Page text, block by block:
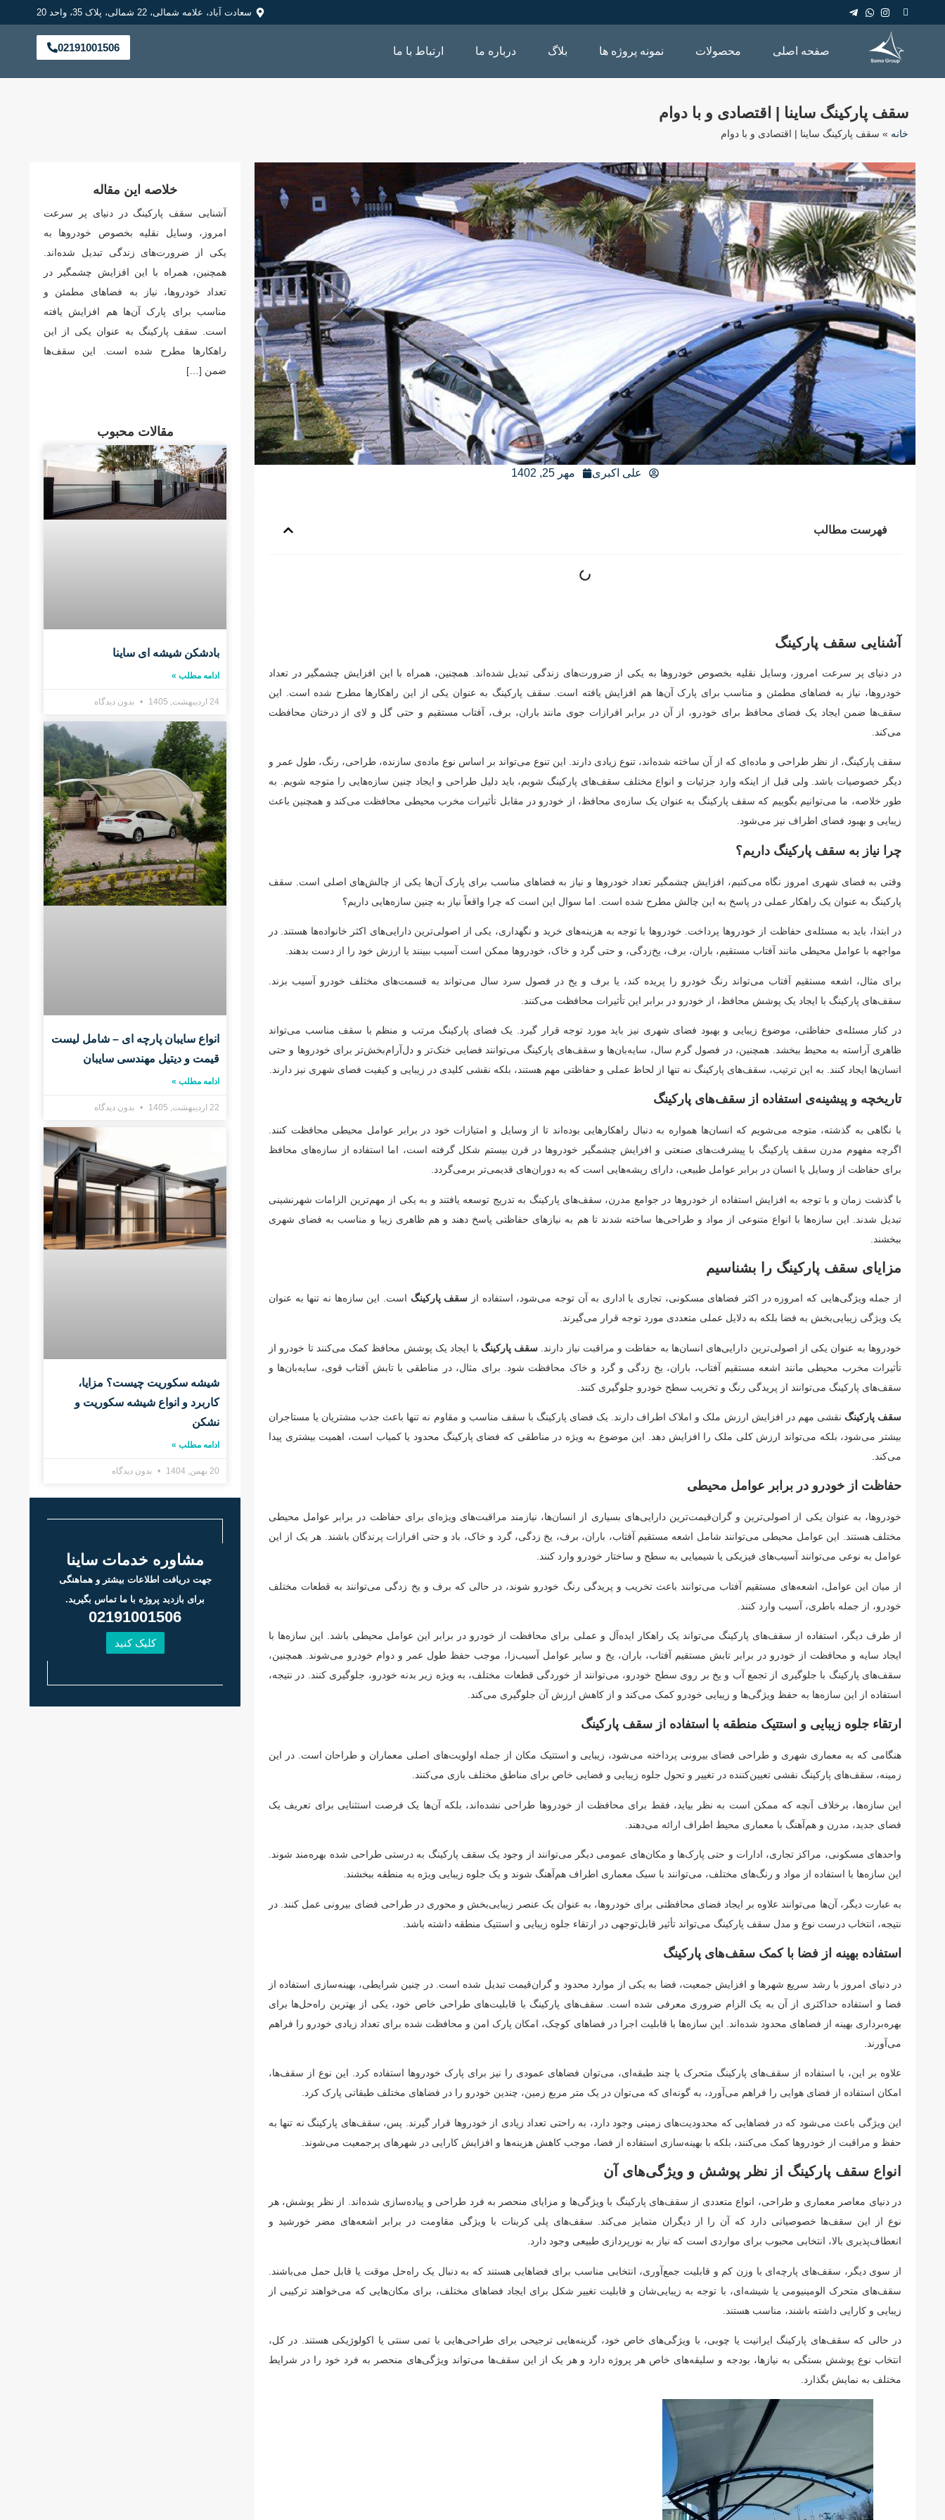
سعادت آباد، علامه شمالی، 22 شمالی، پلاک 35، واحد 20
صفحه اصلی محصولات نمونه پروژه ها بلاگ درباره ما ارتباط با ما 02191001506
سقف پارکینگ ساینا | اقتصادی و با دوام
خانه » سقف پارکینگ ساینا | اقتصادی و با دوام
خلاصه این مقاله
آشنایی سقف پارکینگ در دنیای پر سرعت
امروز، وسایل نقلیه بخصوص خودروها به
یکی از ضرورت‌های زندگی تبدیل شده‌اند.
همچنین، همراه با این افزایش چشمگیر در
تعداد خودروها، نیاز به فضاهای مطمئن و
مناسب برای پارک آن‌ها هم افزایش یافته
است. سقف پارکینگ به عنوان یکی از این
راهکارها مطرح شده است. این سقف‌ها
ضمن […]
مقالات محبوب
بادشکن شیشه ای ساینا
ادامه مطلب »
24 اردیبهشت, 1405 بدون دیدگاه
انواع سایبان پارچه ای – شامل لیست
قیمت و دیتیل مهندسی سایبان
ادامه مطلب »
22 اردیبهشت, 1405 بدون دیدگاه
شیشه سکوریت چیست؟ مزایا،
کاربرد و انواع شیشه سکوریت و
نشکن
ادامه مطلب »
20 بهمن, 1404 بدون دیدگاه
مشاوره خدمات ساینا
جهت دریافت اطلاعات بیشتر و هماهنگی
برای بازدید پروژه با ما تماس بگیرید.
02191001506
کلیک کنید
علی اکبری مهر 25, 1402
فهرست مطالب
آشنایی سقف پارکینگ
در دنیای پر سرعت امروز، وسایل نقلیه بخصوص خودروها به یکی از ضرورت‌های زندگی تبدیل شده‌اند. همچنین، همراه با این افزایش چشمگیر در تعداد
خودروها، نیاز به فضاهای مطمئن و مناسب برای پارک آن‌ها هم افزایش یافته است. سقف پارکینگ به عنوان یکی از این راهکارها مطرح شده است. این
سقف‌ها ضمن ایجاد یک فضای محافظ برای خودرو، از آن در برابر افرازات جوی مانند باران، برف، آفتاب مستقیم و حتی گل و لای از درختان محافظت
می‌کند.
سقف‌ پارکینگ، از نظر طراحی و ماده‌ای که از آن ساخته شده‌اند، تنوع زیادی دارند. این تنوع می‌تواند بر اساس نوع ماده‌ی سازنده، طراحی، رنگ، طول عمر و
دیگر خصوصیات باشد. ولی قبل از اینکه وارد جزئیات و انواع مختلف سقف‌های پارکینگ شویم، باید دلیل طراحی و ایجاد چنین سازه‌هایی را متوجه شویم. به
طور خلاصه، ما می‌توانیم بگوییم که سقف پارکینگ به عنوان یک سازه‌ی محافظ، از خودرو در مقابل تأثیرات مخرب محیطی محافظت می‌کند و همچنین باعث
زیبایی و بهبود فضای اطراف نیز می‌شود.
چرا نیاز به سقف پارکینگ داریم؟
وقتی به فضای شهری امروز نگاه می‌کنیم، افزایش چشمگیر تعداد خودروها و نیاز به فضاهای مناسب برای پارک آن‌ها یکی از چالش‌های اصلی است. سقف
پارکینگ به عنوان یک راهکار عملی در پاسخ به این چالش مطرح شده است. اما سوال این است که چرا واقعاً نیاز به چنین سازه‌هایی داریم؟
در ابتدا، باید به مسئله‌ی حفاظت از خودروها پرداخت. خودروها با توجه به هزینه‌های خرید و نگهداری، یکی از اصولی‌ترین دارایی‌های اکثر خانواده‌ها هستند. در
مواجهه با عوامل محیطی مانند آفتاب مستقیم، باران، برف، یخ‌زدگی، و حتی گرد و خاک، خودروها ممکن است آسیب ببینند یا ارزش خود را از دست بدهند.
برای مثال، اشعه مستقیم آفتاب می‌تواند رنگ خودرو را پریده کند، یا برف و یخ در فصول سرد سال می‌تواند به قسمت‌های مختلف خودرو آسیب بزند.
سقف‌های پارکینگ با ایجاد یک پوشش محافظ، از خودرو در برابر این تأثیرات محافظت می‌کنند.
در کنار مسئله‌ی حفاظتی، موضوع زیبایی و بهبود فضای شهری نیز باید مورد توجه قرار گیرد. یک فضای پارکینگ مرتب و منظم با سقف مناسب می‌تواند
ظاهری آراسته به محیط ببخشد. همچنین، در فصول گرم سال، سایه‌بان‌ها و سقف‌های پارکینگ می‌توانند فضایی خنک‌تر و دل‌آرام‌بخش‌تر برای خودروها و حتی
انسان‌ها ایجاد کنند. به این ترتیب، سقف‌های پارکینگ نه تنها از لحاظ عملی و حفاظتی مهم هستند، بلکه نقشی کلیدی در زیبایی و کیفیت فضای شهری نیز دارند.
تاریخچه و پیشینه‌ی استفاده از سقف‌های پارکینگ
با نگاهی به گذشته، متوجه می‌شویم که انسان‌ها همواره به دنبال راهکارهایی بوده‌اند تا از وسایل و امتیازات خود در برابر عوامل محیطی محافظت کنند.
اگرچه مفهوم مدرن سقف پارکینگ با پیشرفت‌های صنعتی و افزایش چشمگیر خودروها در قرن بیستم شکل گرفته است، اما استفاده از سازه‌های محافظ
برای حفاظت از وسایل یا انسان در برابر عوامل طبیعی، دارای ریشه‌هایی است که به دوران‌های قدیمی‌تر برمی‌گردد.
با گذشت زمان و با توجه به افزایش استفاده از خودروها در جوامع مدرن، سقف‌های پارکینگ به تدریج توسعه یافتند و به یکی از مهم‌ترین الزامات شهرنشینی
تبدیل شدند. این سازه‌ها با انواع متنوعی از مواد و طراحی‌ها ساخته شدند تا هم به نیازهای حفاظتی پاسخ دهند و هم ظاهری زیبا و مناسب به فضای شهری
ببخشند.
مزایای سقف پارکینگ را بشناسیم
از جمله ویژگی‌هایی که امروزه در اکثر فضاهای مسکونی، تجاری یا اداری به آن توجه می‌شود، استفاده از سقف‌ پارکینگ است. این سازه‌ها نه تنها به عنوان
یک ویژگی زیبایی‌بخش به فضا بلکه به دلایل عملی متعددی مورد توجه قرار می‌گیرند.
خودروها به عنوان یکی از اصولی‌ترین دارایی‌های انسان‌ها به حفاظت و مراقبت نیاز دارند. سقف‌ پارکینگ با ایجاد یک پوشش محافظ کمک می‌کنند تا خودرو از
تأثیرات مخرب محیطی مانند اشعه مستقیم آفتاب، باران، یخ زدگی و گرد و خاک محافظت شود. برای مثال، در مناطقی با تابش آفتاب قوی، سایه‌بان‌ها و
سقف‌های پارکینگ می‌توانند از پریدگی رنگ و تخریب سطح خودرو جلوگیری کنند.
سقف‌ پارکینگ نقشی مهم در افزایش ارزش ملک و املاک اطراف دارند. یک فضای پارکینگ با سقف مناسب و مقاوم نه تنها باعث جذب مشتریان یا مستاجران
بیشتر می‌شود، بلکه می‌تواند ارزش کلی ملک را افزایش دهد. این موضوع به ویژه در مناطقی که فضای پارکینگ محدود یا کمیاب است، اهمیت بیشتری پیدا
می‌کند.
حفاظت از خودرو در برابر عوامل محیطی
خودروها، به عنوان یکی از اصولی‌ترین و گران‌قیمت‌ترین دارایی‌های بسیاری از انسان‌ها، نیازمند مراقبت‌های ویژه‌ای برای حفاظت در برابر عوامل محیطی
مختلف هستند. این عوامل محیطی می‌توانند شامل اشعه مستقیم آفتاب، باران، برف، یخ زدگی، گرد و خاک، باد و حتی افرازات پرندگان باشند. هر یک از این
عوامل به نوعی می‌توانند آسیب‌های فیزیکی یا شیمیایی به سطح و ساختار خودرو وارد کنند.
از میان این عوامل، اشعه‌های مستقیم آفتاب می‌توانند باعث تخریب و پریدگی رنگ خودرو شوند، در حالی که برف و یخ زدگی می‌توانند به قطعات مختلف
خودرو، از جمله باطری، آسیب وارد کنند.
از طرف دیگر، استفاده از سقف‌های پارکینگ می‌تواند یک راهکار ایده‌آل و عملی برای محافظت از خودرو در برابر این عوامل محیطی باشد. این سازه‌ها با
ایجاد سایه و محافظت از خودرو در برابر تابش مستقیم آفتاب، باران، یخ و سایر عوامل آسیب‌زا، موجب حفظ طول عمر و دوام خودرو می‌شوند. همچنین،
سقف‌های پارکینگ با جلوگیری از تجمع آب و یخ بر روی سطح خودرو، می‌توانند از خوردگی قطعات مختلف، به ویژه زیر بدنه خودرو، جلوگیری کنند. در نتیجه،
استفاده از این سازه‌ها به حفظ ویژگی‌ها و زیبایی خودرو کمک می‌کند و از کاهش ارزش آن جلوگیری می‌کند.
ارتقاء جلوه زیبایی و استتیک منطقه با استفاده از سقف پارکینگ
هنگامی که به معماری شهری و طراحی فضای بیرونی پرداخته می‌شود، زیبایی و استتیک مکان از جمله اولویت‌های اصلی معماران و طراحان است. در این
زمینه، سقف‌های پارکینگ نقشی تعیین‌کننده در تغییر و تحول جلوه زیبایی و فضایی خاص برای مناطق مختلف بازی می‌کنند.
این سازه‌ها، برخلاف آنچه که ممکن است به نظر بیاید، فقط برای محافظت از خودروها طراحی نشده‌اند، بلکه آن‌ها یک فرصت استثنایی برای تعریف یک
فضای جدید، مدرن و هم‌آهنگ با معماری محیط اطراف ارائه می‌دهند.
واحدهای مسکونی، مراکز تجاری، ادارات و حتی پارک‌ها و مکان‌های عمومی دیگر می‌توانند از وجود یک سقف پارکینگ به درستی طراحی شده بهره‌مند شوند.
این سازه‌ها با استفاده از مواد و رنگ‌های مختلف، می‌توانند با سبک معماری اطراف هم‌آهنگ شوند و یک جلوه زیبایی ویژه به منطقه ببخشند.
به عبارت دیگر، آن‌ها می‌توانند علاوه بر ایجاد فضای محافظتی برای خودروها، به عنوان یک عنصر زیبایی‌بخش و محوری در طراحی فضای بیرونی عمل کنند. در
نتیجه، انتخاب درست نوع و مدل سقف پارکینگ می‌تواند تأثیر قابل‌توجهی در ارتقاء جلوه زیبایی و استتیک منطقه داشته باشد.
استفاده بهینه از فضا با کمک سقف‌های پارکینگ
در دنیای امروز با رشد سریع شهرها و افزایش جمعیت، فضا به یکی از موارد محدود و گران‌قیمت تبدیل شده است. در چنین شرایطی، بهینه‌سازی استفاده از
فضا و استفاده حداکثری از آن به یک الزام ضروری معرفی شده است. سقف‌های پارکینگ با قابلیت‌های طراحی خاص خود، یکی از بهترین راه‌حل‌ها برای
بهره‌برداری بهینه از فضاهای محدود شده‌اند. این سازه‌ها با قابلیت اجرا در فضاهای کوچک، امکان پارک امن و محافظت شده برای تعداد زیادی خودرو را فراهم
می‌آورند.
علاوه بر این، با استفاده از سقف‌های پارکینگ متحرک یا چند طبقه‌ای، می‌توان فضاهای عمودی را نیز برای پارک خودروها استفاده کرد. این نوع از سقف‌ها،
امکان استفاده از فضای هوایی را فراهم می‌آورد، به گونه‌ای که می‌توان در یک متر مربع زمین، چندین خودرو را در فضاهای مختلف طبقاتی پارک کرد.
این ویژگی باعث می‌شود که در فضاهایی که محدودیت‌های زمینی وجود دارد، به راحتی تعداد زیادی از خودروها قرار گیرند. پس، سقف‌های پارکینگ نه تنها به
حفظ و مراقبت از خودروها کمک می‌کنند، بلکه با بهینه‌سازی استفاده از فضا، موجب کاهش هزینه‌ها و افزایش کارایی در شهرهای پرجمعیت می‌شوند.
انواع سقف‌ پارکینگ از نظر پوشش و ویژگی‌های آن
در دنیای معاصر معماری و طراحی، انواع متعددی از سقف‌های پارکینگ با ویژگی‌ها و مزایای منحصر به فرد طراحی و پیاده‌سازی شده‌اند. از نظر پوشش، هر
نوع از این سقف‌ها خصوصیاتی دارد که آن را از دیگران متمایز می‌کند. سقف‌های پلی کربنات با ویژگی مقاومت در برابر اشعه‌های مضر خورشید و
انعطاف‌پذیری بالا، انتخابی محبوب برای مواردی است که نیاز به نورپردازی طبیعی وجود دارد.
از سوی دیگر، سقف‌های پارچه‌ای با وزن کم و قابلیت جمع‌آوری، انتخابی مناسب برای فضاهایی هستند که به دنبال یک راه‌حل موقت یا قابل حمل می‌باشند.
سقف‌های متحرک الومینیومی یا شیشه‌ای، با توجه به زیبایی‌شان و قابلیت تغییر شکل برای ایجاد فضاهای مختلف، برای مکان‌هایی که می‌خواهند ترکیبی از
زیبایی و کارایی داشته باشند، مناسب هستند.
در حالی که سقف‌های پارکینگ ایرانیت یا چوبی، با ویژگی‌های خاص خود، گزینه‌هایی ترجیحی برای طراحی‌هایی با تمی سنتی یا اکولوژیکی هستند. در کل،
انتخاب نوع پوشش بستگی به نیازها، بودجه و سلیقه‌های خاص هر پروژه دارد و هر یک از این سقف‌ها می‌تواند ویژگی‌های منحصر به فرد خود را در شرایط
مختلف به نمایش بگذارد.